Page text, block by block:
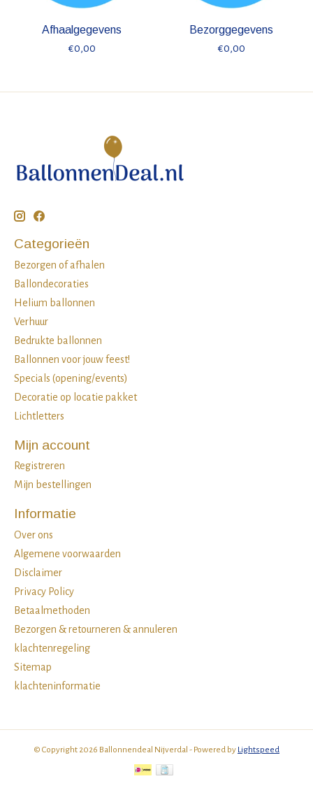
Afhaalgegevens
€0,00
Bezorggegevens
€0,00
Categorieën
Bezorgen of afhalen
Ballondecoraties
Helium ballonnen
Verhuur
Bedrukte ballonnen
Ballonnen voor jouw feest!
Specials (opening/events)
Decoratie op locatie pakket
Lichtletters
Mijn account
Registreren
Mijn bestellingen
Informatie
Over ons
Algemene voorwaarden
Disclaimer
Privacy Policy
Betaalmethoden
Bezorgen & retourneren & annuleren
klachtenregeling
Sitemap
klachteninformatie
© Copyright 2026 Ballonnendeal Nijverdal - Powered by Lightspeed